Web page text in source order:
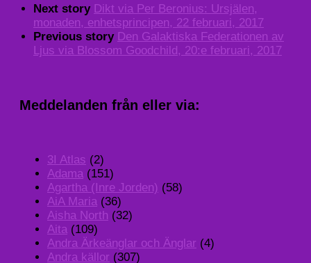
Next story Dikt via Per Beronius: Ursjälen,
monaden, enhetsprincipen, 22 februari, 2017
Previous story Den Galaktiska Federationen av
Ljus via Blossom Goodchild, 20:e februari, 2017
Meddelanden från eller via:
3I Atlas (2)
Adama (151)
Agartha (Inre Jorden) (58)
AiA Maria (36)
Aisha North (32)
Aita (109)
Andra Ärkeänglar och Änglar (4)
Andra källor (307)